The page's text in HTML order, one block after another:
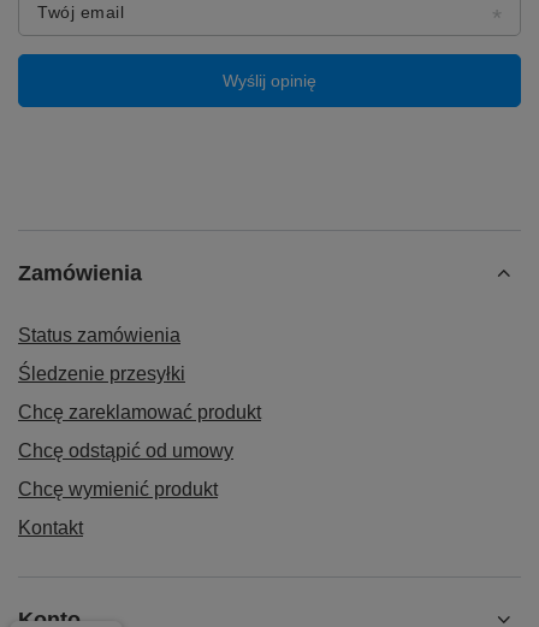
Twój email
Wyślij opinię
Zamówienia
Status zamówienia
Śledzenie przesyłki
Chcę zareklamować produkt
Chcę odstąpić od umowy
Chcę wymienić produkt
Kontakt
Konto